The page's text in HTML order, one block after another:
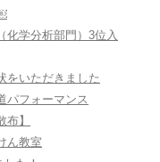
化学分析部門）3位入
いただきました
フォーマンス
】
ん教室